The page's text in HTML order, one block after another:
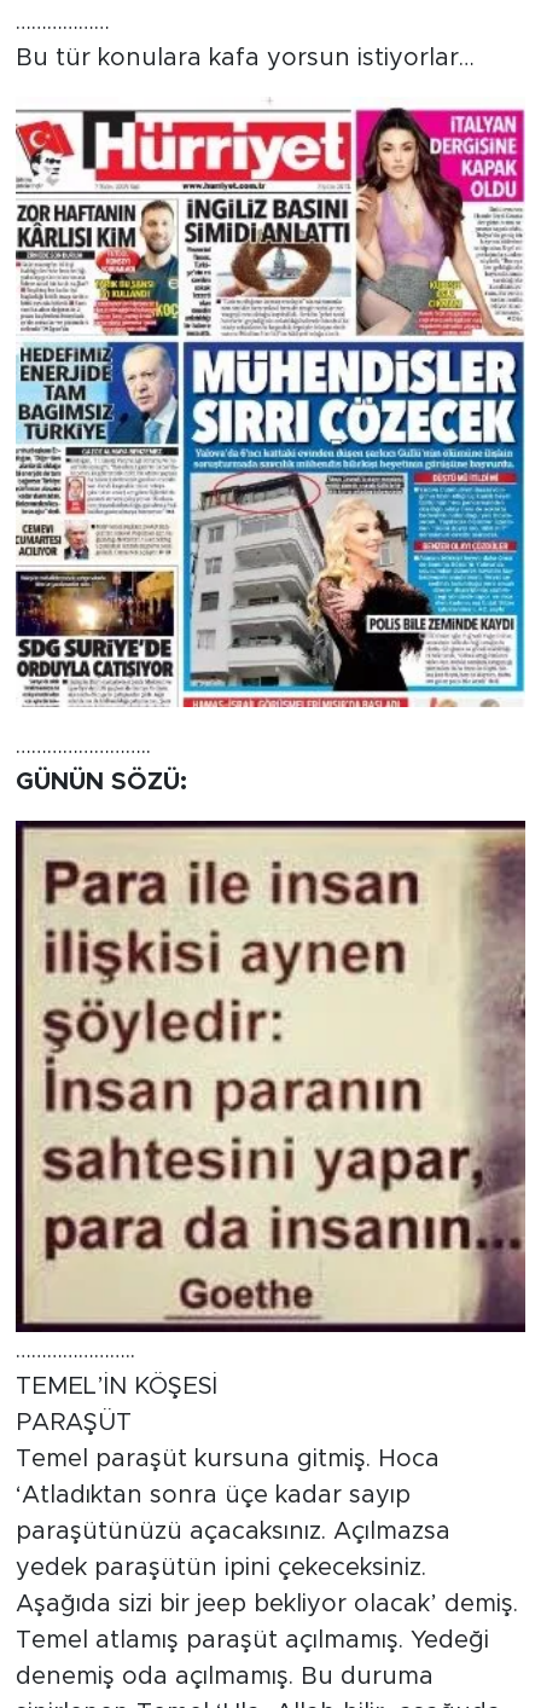
………………
Bu tür konulara kafa yorsun istiyorlar…
……………………..
GÜNÜN SÖZÜ:
…………………..
TEMEL’İN KÖŞESİ
PARAŞÜT
Temel paraşüt kursuna gitmiş. Hoca
‘Atladıktan sonra üçe kadar sayıp
paraşütünüzü açacaksınız. Açılmazsa
yedek paraşütün ipini çekeceksiniz.
Aşağıda sizi bir jeep bekliyor olacak’ demiş.
Temel atlamış paraşüt açılmamış. Yedeği
denemiş oda açılmamış. Bu duruma